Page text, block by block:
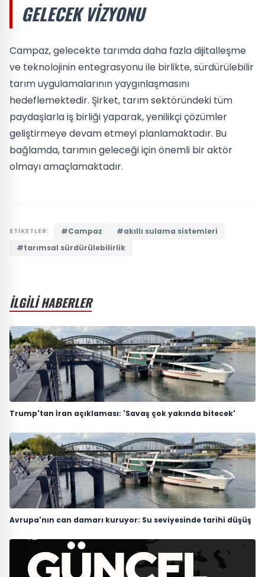
GELECEK VIZYONU
Campaz, gelecekte tarımda daha fazla dijitalleşme
ve teknolojinin entegrasyonu ile birlikte, sürdürülebilir
tarım uygulamalarının yaygınlaşmasını
hedeflemektedir. Şirket, tarım sektöründeki tüm
paydaşlarla iş birliği yaparak, yenilikçi çözümler
geliştirmeye devam etmeyi planlamaktadır. Bu
bağlamda, tarımın geleceği için önemli bir aktör
olmayı amaçlamaktadır.
ETİKETLER: #Campaz
#akıllı sulama sistemleri
#tarımsal sürdürülebilirlik
İLGİLİ HABERLER
Trump'tan İran açıklaması: 'Savaş çok yakında bitecek'
Avrupa'nın can damarı kuruyor: Su seviyesinde tarihi düşüş